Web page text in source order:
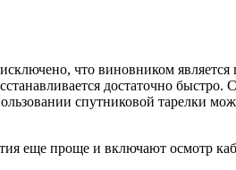
что виновником
достаточно
спутниковой тарелки
еще проще и включают осмотр